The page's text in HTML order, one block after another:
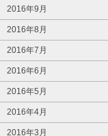
2016年9月
2016年8月
2016年7月
2016年6月
2016年5月
2016年4月
2016年3月